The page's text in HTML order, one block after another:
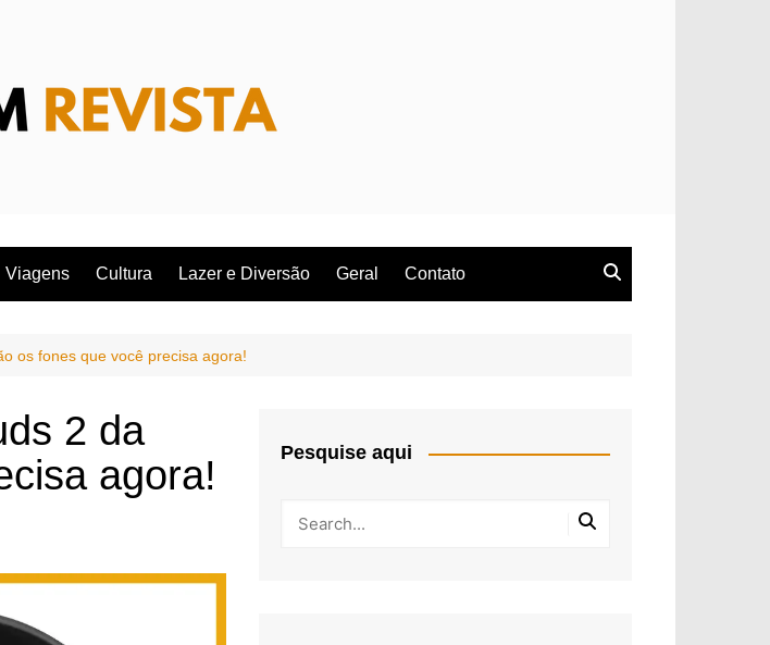
Viagens Cultura Lazer e Diversão Geral Contato
os fones que você precisa agora!
2 da
agora!
Pesquise aqui